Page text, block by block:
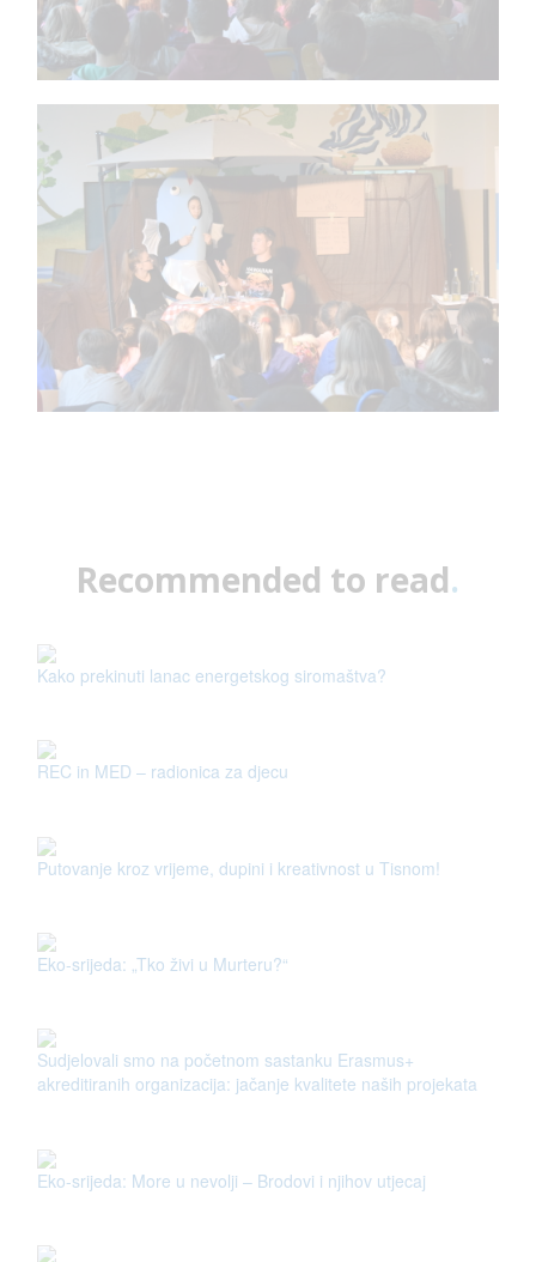
Recommended to read.
Kako prekinuti lanac energetskog siromaštva?
REC in MED – radionica za djecu
Putovanje kroz vrijeme, dupini i kreativnost u Tisnom!
Eko-srijeda: „Tko živi u Murteru?“
Sudjelovali smo na početnom sastanku Erasmus+
akreditiranih organizacija: jačanje kvalitete naših projekata
Eko-srijeda: More u nevolji – Brodovi i njihov utjecaj